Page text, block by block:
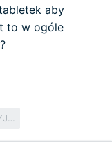
aby
to w ogóle
TABLETKI ANTYKONCEPCYJNE